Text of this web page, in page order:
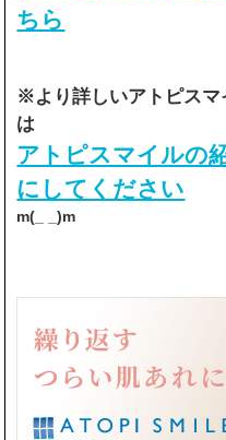
ちら
※より詳しいアトピスマ
は
アトピスマイルの
にしてください
m(_ _)m